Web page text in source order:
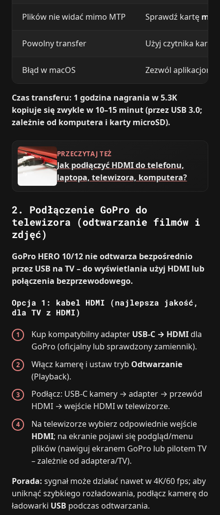
Plików nie widać mimo MTP Sprawdź kartę
Powolny transfer Użyj czytnika kart
Błąd w macOS Zezwól aplikacjom
Czas transferu: 1 godzina nagrania w 5.3K
kopiuje się zwykle w 10–15 minut (przez USB 3.0;
zależnie od komputera i karty microSD).
PRZECZYTAJ TEŻ
Jak podłączyć HDMI do telefonu,
laptopa, telewizora, komputera?
2. Podłączenie GoPro do
telewizora (odtwarzanie filmów i
zdjęć)
GoPro HERO 10/12 nie odtwarza bezpośrednio
przez USB na TV – do wyświetlania użyj HDMI lub
połączenia bezprzewodowego.
Opcja 1: kabel HDMI (najlepsza jakość,
dla TV z HDMI)
Kup kompatybilny adapter USB‑C → HDMI dla
GoPro (oficjalny lub sprawdzony zamiennik).
Włącz kamerę i ustaw tryb Odtwarzanie
(Playback).
Podłącz: USB‑C kamery → adapter → przewód
HDMI → wejście HDMI w telewizorze.
Na telewizorze wybierz odpowiednie wejście
HDMI; na ekranie pojawi się podgląd/menu
plików (nawiguj ekranem GoPro lub pilotem TV
– zależnie od adaptera/TV).
Porada: sygnał może działać nawet w 4K/60 fps; aby
uniknąć szybkiego rozładowania, podłącz kamerę do
ładowarki USB podczas odtwarzania.